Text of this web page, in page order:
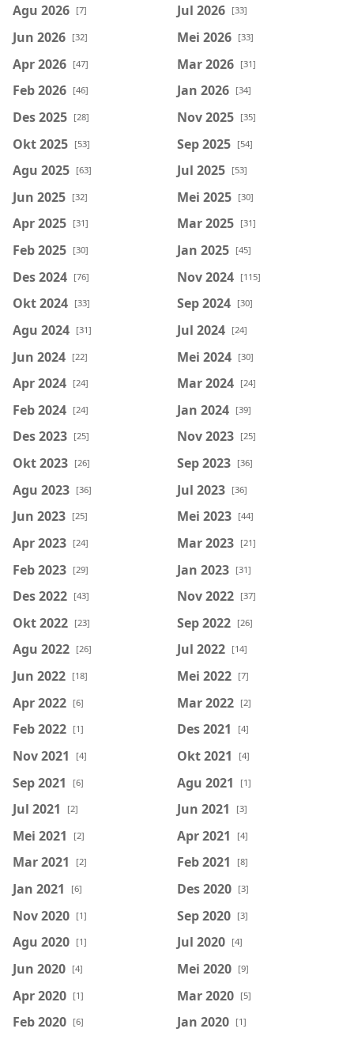
Agu 2026 [7] Jul 2026 [33]
Jun 2026 [32] Mei 2026 [33]
Apr 2026 [47] Mar 2026 [31]
Feb 2026 [46] Jan 2026 [34]
Des 2025 [28] Nov 2025 [35]
Okt 2025 [53] Sep 2025 [54]
Agu 2025 [63] Jul 2025 [53]
Jun 2025 [32] Mei 2025 [30]
Apr 2025 [31] Mar 2025 [31]
Feb 2025 [30] Jan 2025 [45]
Des 2024 [76] Nov 2024 [115]
Okt 2024 [33] Sep 2024 [30]
Agu 2024 [31] Jul 2024 [24]
Jun 2024 [22] Mei 2024 [30]
Apr 2024 [24] Mar 2024 [24]
Feb 2024 [24] Jan 2024 [39]
Des 2023 [25] Nov 2023 [25]
Okt 2023 [26] Sep 2023 [36]
Agu 2023 [36] Jul 2023 [36]
Jun 2023 [25] Mei 2023 [44]
Apr 2023 [24] Mar 2023 [21]
Feb 2023 [29] Jan 2023 [31]
Des 2022 [43] Nov 2022 [37]
Okt 2022 [23] Sep 2022 [26]
Agu 2022 [26] Jul 2022 [14]
Jun 2022 [18] Mei 2022 [7]
Apr 2022 [6] Mar 2022 [2]
Feb 2022 [1] Des 2021 [4]
Nov 2021 [4] Okt 2021 [4]
Sep 2021 [6] Agu 2021 [1]
Jul 2021 [2] Jun 2021 [3]
Mei 2021 [2] Apr 2021 [4]
Mar 2021 [2] Feb 2021 [8]
Jan 2021 [6] Des 2020 [3]
Nov 2020 [1] Sep 2020 [3]
Agu 2020 [1] Jul 2020 [4]
Jun 2020 [4] Mei 2020 [9]
Apr 2020 [1] Mar 2020 [5]
Feb 2020 [6] Jan 2020 [1]